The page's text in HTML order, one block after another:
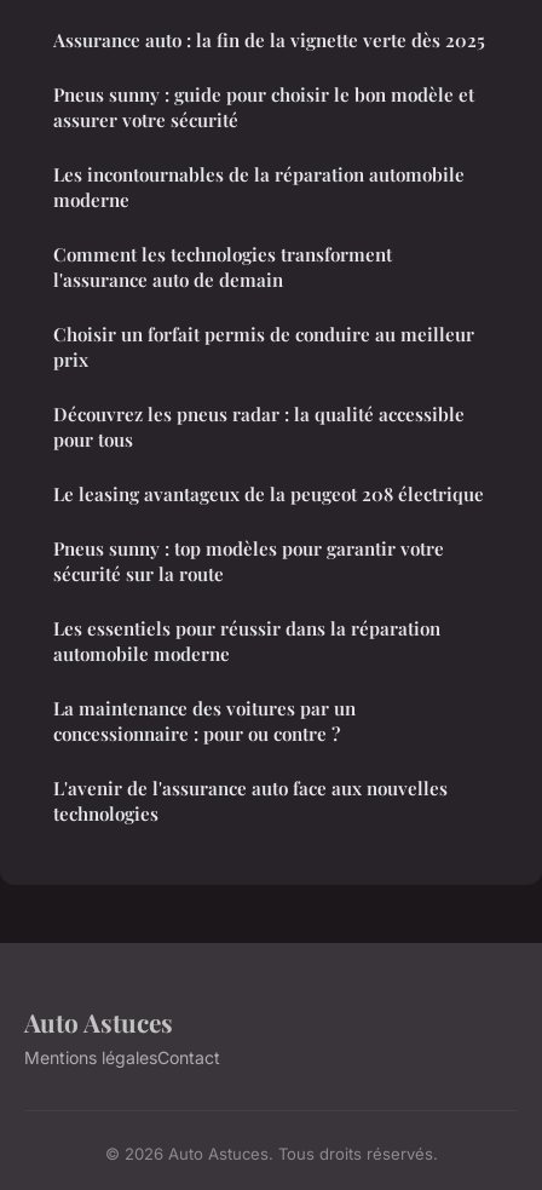
Assurance auto : la fin de la vignette verte dès 2025
Pneus sunny : guide pour choisir le bon modèle et
assurer votre sécurité
Les incontournables de la réparation automobile
moderne
Comment les technologies transforment
l'assurance auto de demain
Choisir un forfait permis de conduire au meilleur
prix
Découvrez les pneus radar : la qualité accessible
pour tous
Le leasing avantageux de la peugeot 208 électrique
Pneus sunny : top modèles pour garantir votre
sécurité sur la route
Les essentiels pour réussir dans la réparation
automobile moderne
La maintenance des voitures par un
concessionnaire : pour ou contre ?
L'avenir de l'assurance auto face aux nouvelles
technologies
Auto Astuces
Mentions légalesContact
© 2026 Auto Astuces. Tous droits réservés.